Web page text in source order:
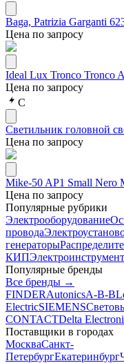
Baga, Patrizia Garganti
Цена по запросу
Ideal Lux Tronco Tronco
Цена по запросу
С
Светильник головной
Цена по запросу
Mike-50 AP1 Small Nero
Цена по запросу
Популярные рубрики
Электрооборудование
провода
генераторы
КИПЭлектроинструмент
Популярные бренды
Все бренды →
FINDERAutonicsA-B-B
ElectricSIEMENS
CONTACTDelta
Поставщики в городах
МоскваСанкт-
ПетербургЕкатеринбург